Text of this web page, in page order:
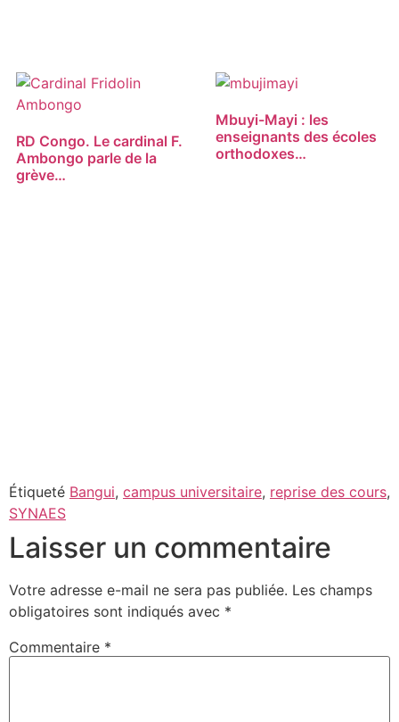
RD Congo. Le cardinal F.
Ambongo parle de la
grève…
Mbuyi-Mayi : les
enseignants des écoles
orthodoxes…
Étiqueté Bangui, campus universitaire, reprise des cours,
SYNAES
Laisser un commentaire
Votre adresse e-mail ne sera pas publiée. Les champs
obligatoires sont indiqués avec *
Commentaire *